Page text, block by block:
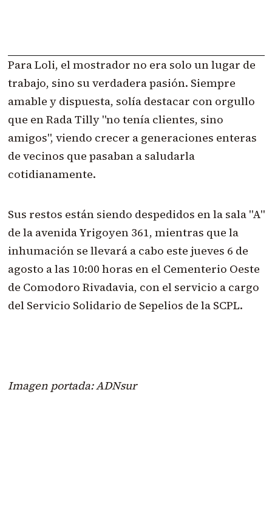
Para Loli, el mostrador no era solo un lugar de
trabajo, sino su verdadera pasión. Siempre
amable y dispuesta, solía destacar con orgullo
que en Rada Tilly "no tenía clientes, sino
amigos", viendo crecer a generaciones enteras
de vecinos que pasaban a saludarla
cotidianamente.
Sus restos están siendo despedidos en la sala "A"
de la avenida Yrigoyen 361, mientras que la
inhumación se llevará a cabo este jueves 6 de
agosto a las 10:00 horas en el Cementerio Oeste
de Comodoro Rivadavia, con el servicio a cargo
del Servicio Solidario de Sepelios de la SCPL.
Imagen portada: ADNsur